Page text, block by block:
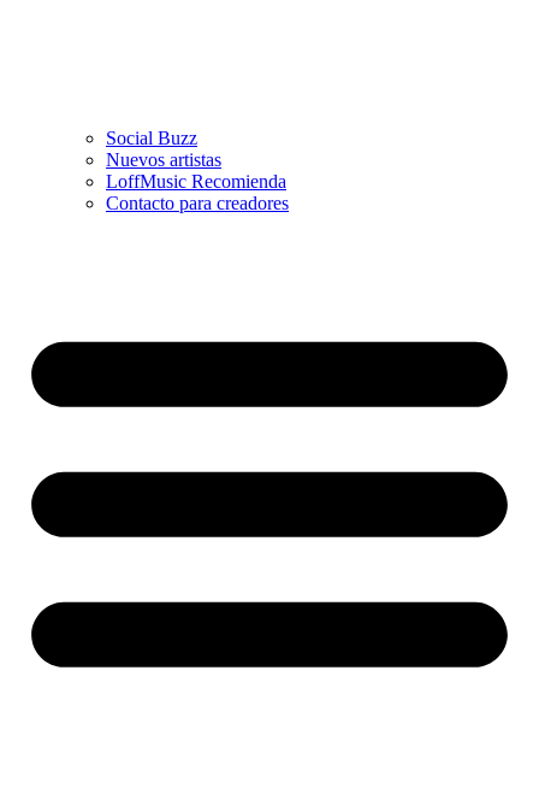
Social Buzz
Nuevos artistas
LoffMusic Recomienda
Contacto para creadores